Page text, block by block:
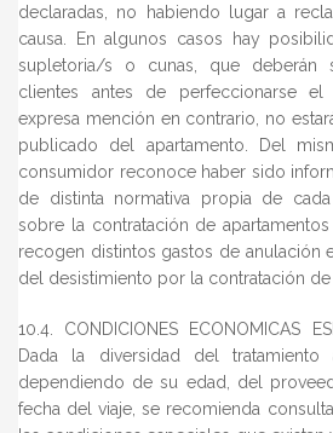
declaradas, no habiendo lugar a
causa. En algunos casos hay
supletoria/s o cunas, que deberán
clientes antes de perfeccionarse
expresa mención en contrario, no
publicado del apartamento. Del
consumidor reconoce haber sido
de distinta normativa propia de
sobre la contratación de
recogen distintos gastos de anulación
del desistimiento por la contratación de
10.4. CONDICIONES ECONOMICAS
Dada la diversidad del
dependiendo de su edad, del
fecha del viaje, se recomienda